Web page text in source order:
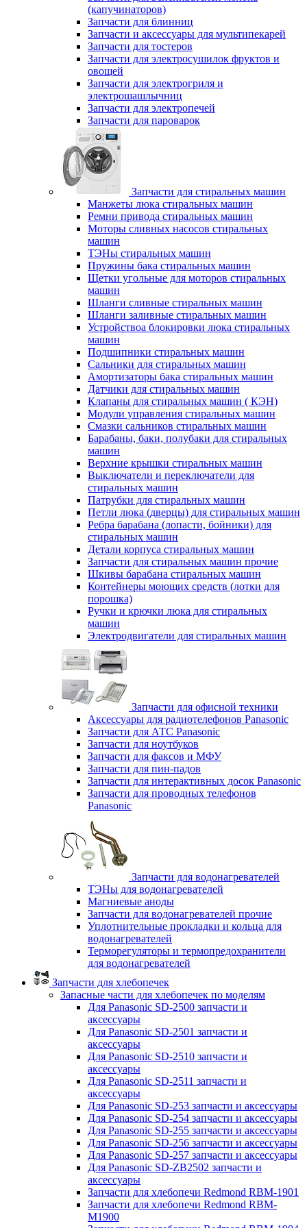
(капучинаторов)
Запчасти для блинниц
Запчасти и аксессуары для мультипекарей
Запчасти для тостеров
Запчасти для электросушилок фруктов и
овощей
Запчасти для электрогриля и
электрошашлычниц
Запчасти для электропечей
Запчасти для пароварок
Запчасти для стиральных машин
Манжеты люка стиральных машин
Ремни привода стиральных машин
Моторы сливных насосов стиральных
машин
ТЭНы стиральных машин
Пружины бака стиральных машин
Щетки угольные для моторов стиральных
машин
Шланги сливные стиральных машин
Шланги заливные стиральных машин
Устройствоа блокировки люка стиральных
машин
Подшипники стиральных машин
Сальники для стиральных машин
Амортизаторы бака стиральных машин
Датчики для стиральных машин
Клапаны для стиральных машин ( КЭН)
Модули управления стиральных машин
Смазки сальников стиральных машин
Барабаны, баки, полубаки для стиральных
машин
Верхние крышки стиральных машин
Выключатели и переключатели для
стиральных машин
Патрубки для стиральных машин
Петли люка (дверцы) для стиральных машин
Ребра барабана (лопасти, бойники) для
стиральных машин
Детали корпуса стиральных машин
Запчасти для стиральных машин прочие
Шкивы барабана стиральных машин
Контейнеры моющих средств (лотки для
порошка)
Ручки и крючки люка для стиральных
машин
Электродвигатели для стиральных машин
Запчасти для офисной техники
Аксессуары для радиотелефонов Panasonic
Запчасти для АТС Panasonic
Запчасти для ноутбуков
Запчасти для факсов и МФУ
Запчасти для пин-падов
Запчасти для интерактивных досок Panasonic
Запчасти для проводных телефонов
Panasonic
Запчасти для водонагревателей
ТЭНы для водонагревателей
Магниевые аноды
Запчасти для водонагревателей прочие
Уплотнительные прокладки и кольца для
водонагревателей
Терморегуляторы и термопредохранители
для водонагревателей
Запчасти для хлебопечек
Запасные части для хлебопечек по моделям
Для Panasonic SD-2500 запчасти и
аксессуары
Для Panasonic SD-2501 запчасти и
аксессуары
Для Panasonic SD-2510 запчасти и
аксессуары
Для Panasonic SD-2511 запчасти и
аксессуары
Для Panasonic SD-253 запчасти и аксессуары
Для Panasonic SD-254 запчасти и аксессуары
Для Panasonic SD-255 запчасти и аксессуары
Для Panasonic SD-256 запчасти и аксессуары
Для Panasonic SD-257 запчасти и аксессуары
Для Panasonic SD-ZB2502 запчасти и
аксессуары
Запчасти для хлебопечи Redmond RBM-1901
Запчасти для хлебопечи Redmond RBM-
M1900